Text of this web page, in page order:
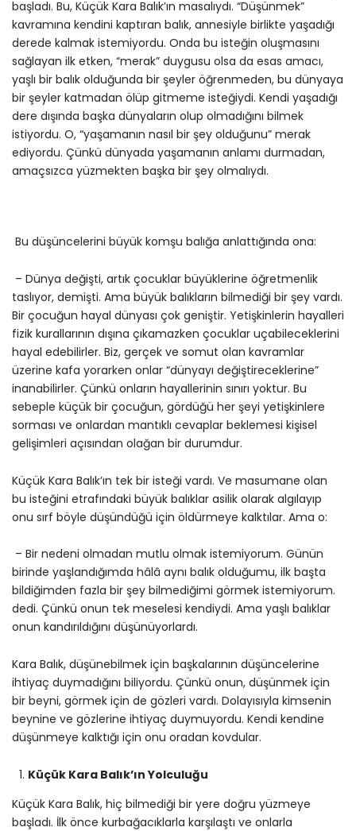
başladı. Bu, Küçük Kara Balık’ın masalıydı. “Düşünmek”
kavramına kendini kaptıran balık, annesiyle birlikte yaşadığı
derede kalmak istemiyordu. Onda bu isteğin oluşmasını
sağlayan ilk etken, “merak” duygusu olsa da esas amacı,
yaşlı bir balık olduğunda bir şeyler öğrenmeden, bu dünyaya
bir şeyler katmadan ölüp gitmeme isteğiydi. Kendi yaşadığı
dere dışında başka dünyaların olup olmadığını bilmek
istiyordu. O, “yaşamanın nasıl bir şey olduğunu” merak
ediyordu. Çünkü dünyada yaşamanın anlamı durmadan,
amaçsızca yüzmekten başka bir şey olmalıydı.
Bu düşüncelerini büyük komşu balığa anlattığında ona:
– Dünya değişti, artık çocuklar büyüklerine öğretmenlik
taslıyor, demişti. Ama büyük balıkların bilmediği bir şey vardı.
Bir çocuğun hayal dünyası çok geniştir. Yetişkinlerin hayalleri
fizik kurallarının dışına çıkamazken çocuklar uçabileceklerini
hayal edebilirler. Biz, gerçek ve somut olan kavramlar
üzerine kafa yorarken onlar “dünyayı değiştireceklerine”
inanabilirler. Çünkü onların hayallerinin sınırı yoktur. Bu
sebeple küçük bir çocuğun, gördüğü her şeyi yetişkinlere
sorması ve onlardan mantıklı cevaplar beklemesi kişisel
gelişimleri açısından olağan bir durumdur.
Küçük Kara Balık’ın tek bir isteği vardı. Ve masumane olan
bu isteğini etrafındaki büyük balıklar asilik olarak algılayıp
onu sırf böyle düşündüğü için öldürmeye kalktılar. Ama o:
– Bir nedeni olmadan mutlu olmak istemiyorum. Günün
birinde yaşlandığımda hâlâ aynı balık olduğumu, ilk başta
bildiğimden fazla bir şey bilmediğimi görmek istemiyorum.
dedi. Çünkü onun tek meselesi kendiydi. Ama yaşlı balıklar
onun kandırıldığını düşünüyorlardı.
Kara Balık, düşünebilmek için başkalarının düşüncelerine
ihtiyaç duymadığını biliyordu. Çünkü onun, düşünmek için
bir beyni, görmek için de gözleri vardı. Dolayısıyla kimsenin
beynine ve gözlerine ihtiyaç duymuyordu. Kendi kendine
düşünmeye kalktığı için onu oradan kovdular.
Küçük Kara Balık’ın Yolculuğu
Küçük Kara Balık, hiç bilmediği bir yere doğru yüzmeye
başladı. İlk önce kurbağacıklarla karşılaştı ve onlarla